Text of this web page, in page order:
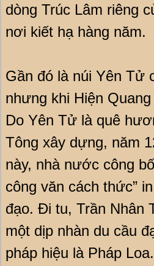
dòng Trúc Lâm riêng
nơi kiết hạ hàng năm.
Gần đó là núi Yên Tử
nhưng khi Hiện
Do Yên Tử là quê
Tông xây dựng, năm
này, nhà nước công
công văn cách thức”
đạo. Đi tu, Trần Nhân
một dịp nhàn du cầu
pháp hiệu là Pháp